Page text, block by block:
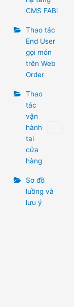
CMS FABi
Thao tác
End User
gọi món
trên Web
Order
Thao
tác
vận
hành
tại
cửa
hàng
Sơ đồ
luồng và
lưu ý